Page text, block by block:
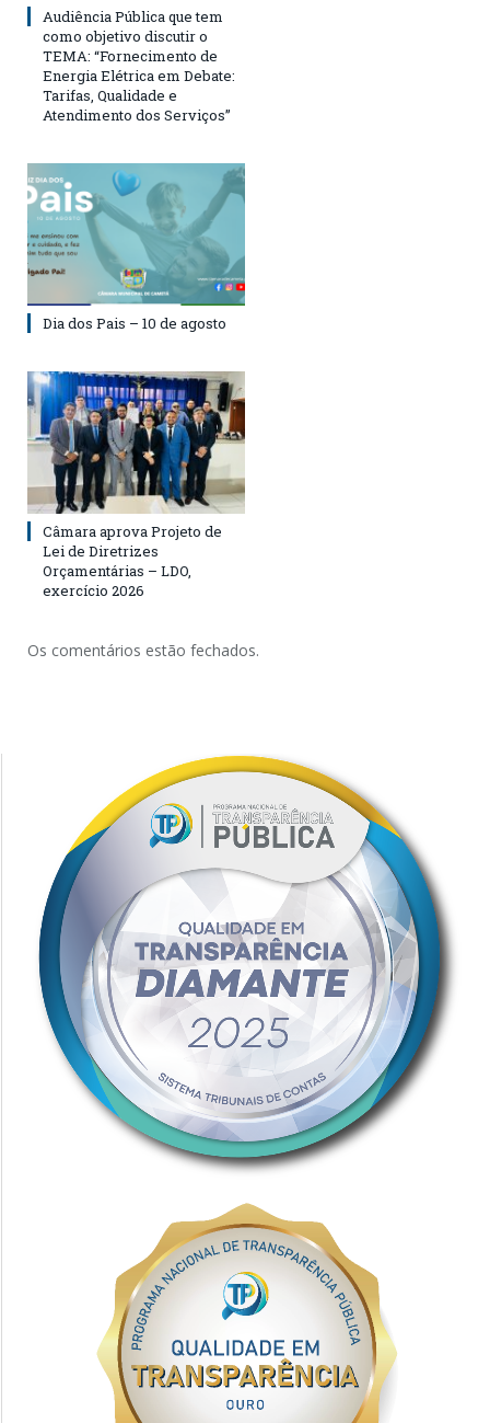
Audiência Pública que tem
como objetivo discutir o
TEMA: “Fornecimento de
Energia Elétrica em Debate:
Tarifas, Qualidade e
Atendimento dos Serviços”
Dia dos Pais – 10 de agosto
Câmara aprova Projeto de
Lei de Diretrizes
Orçamentárias – LDO,
exercício 2026
Os comentários estão fechados.